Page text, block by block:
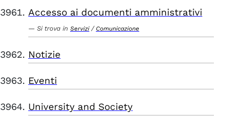
Accesso ai documenti amministrativi
Si trova in Servizi / Comunicazione
Notizie
Eventi
University and Society